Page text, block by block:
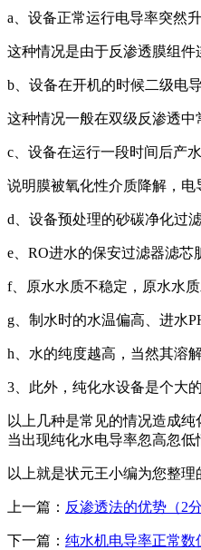
a、设备正常运行电导率突然
这种情况是由于反渗透膜组件
b、设备在开机的时候二级电
这种情况一般在双级反渗透
c、设备在运行一段时间后产
说明膜被氧化性介质降解，电
d、设备预处理的砂碳净化过
e、RO进水的保安过滤器滤芯
f、原水水质不稳定，原水水
g、制水时的水温偏高、进水
h、水的纯度越高，当然其溶
3、此外，纯化水设备是个大
以上几种是常见的情况造成
当出现纯化水电导率忽高忽
以上就是状元王小编为您整理
上一篇： 反渗透法的优势（2
下一篇： 纯水机电导率正常数